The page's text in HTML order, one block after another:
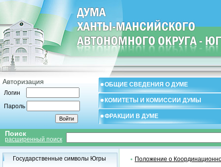
Авторизация
Логин
Пароль
ОБЩИЕ СВЕДЕНИЯ О ДУМЕ
КОМИТЕТЫ И КОМИССИИ ДУМЫ
ФРАКЦИИ В ДУМЕ
Поиск
расширенный поиск
Государственные символы Югры
Положение о